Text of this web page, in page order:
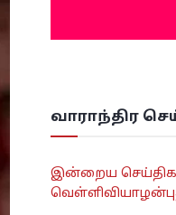
வாராந்திர
இன்றைய
வெள்ளிவியாழன்